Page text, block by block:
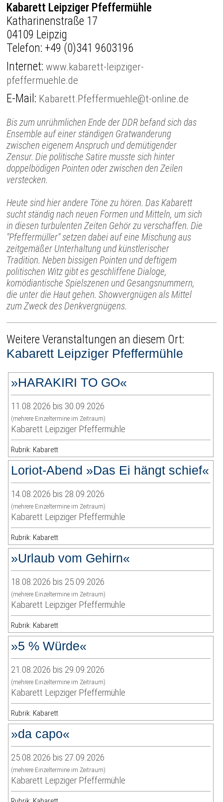
Kabarett Leipziger Pfeffermühle
Katharinenstraße 17
04109 Leipzig
Telefon: +49 (0)341 9603196
Internet:www.kabarett-leipziger-
pfeffermuehle.de
E-Mail: Kabarett.Pfeffermuehle@t-online.de
Bis zum unrühmlichen Ende der DDR befand sich das
Ensemble auf einer ständigen Gratwanderung
zwischen eigenem Anspruch und demütigender
Zensur. Die politische Satire musste sich hinter
doppelbödigen Pointen oder zwischen den Zeilen
verstecken.
Heute sind hier andere Töne zu hören. Das Kabarett
sucht ständig nach neuen Formen und Mitteln, um sich
in diesen turbulenten Zeiten Gehör zu verschaffen. Die
"Pfeffermüller" setzen dabei auf eine Mischung aus
zeitgemäßer Unterhaltung und künstlerischer
Tradition. Neben bissigen Pointen und deftigem
politischen Witz gibt es geschliffene Dialoge,
komödiantische Spielszenen und Gesangsnummern,
die unter die Haut gehen. Showvergnügen als Mittel
zum Zweck des Denkvergnügens.
Weitere Veranstaltungen an diesem Ort:
Kabarett Leipziger Pfeffermühle
»HARAKIRI TO GO«
11.08.2026 bis 30.09.2026
(mehrere Einzeltermine im Zeitraum)
Kabarett Leipziger Pfeffermühle
Rubrik: Kabarett
Loriot-Abend »Das Ei hängt schief«
14.08.2026 bis 28.09.2026
(mehrere Einzeltermine im Zeitraum)
Kabarett Leipziger Pfeffermühle
Rubrik: Kabarett
»Urlaub vom Gehirn«
18.08.2026 bis 25.09.2026
(mehrere Einzeltermine im Zeitraum)
Kabarett Leipziger Pfeffermühle
Rubrik: Kabarett
»5 % Würde«
21.08.2026 bis 29.09.2026
(mehrere Einzeltermine im Zeitraum)
Kabarett Leipziger Pfeffermühle
Rubrik: Kabarett
»da capo«
25.08.2026 bis 27.09.2026
(mehrere Einzeltermine im Zeitraum)
Kabarett Leipziger Pfeffermühle